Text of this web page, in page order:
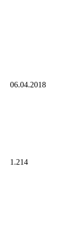
06.04.2018
1.214